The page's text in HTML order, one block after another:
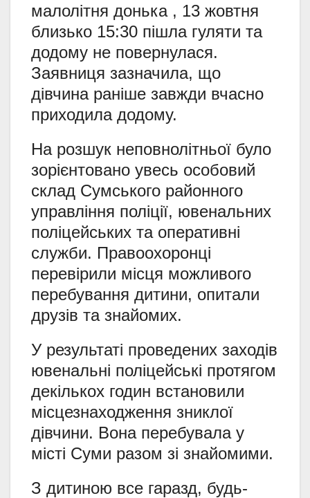
малолітня донька , 13 жовтня
близько 15:30 пішла гуляти та
додому не повернулася.
Заявниця зазначила, що
дівчина раніше завжди вчасно
приходила додому.
На розшук неповнолітньої було
зорієнтовано увесь особовий
склад Сумського районного
управління поліції, ювенальних
поліцейських та оперативні
служби. Правоохоронці
перевірили місця можливого
перебування дитини, опитали
друзів та знайомих.
У результаті проведених заходів
ювенальні поліцейські протягом
декількох годин встановили
місцезнаходження зниклої
дівчини. Вона перебувала у
місті Суми разом зі знайомими.
З дитиною все гаразд, будь-